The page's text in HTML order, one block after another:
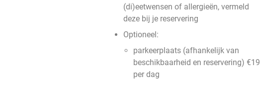
(di)eetwensen of allergieën, vermeld
deze bij je reservering
Optioneel:
parkeerplaats (afhankelijk van
beschikbaarheid en reservering) €19
per dag